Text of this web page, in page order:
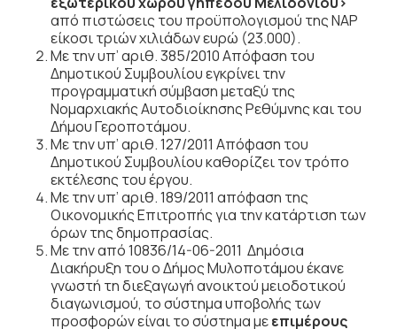
από πιστώσεις του προϋπολογισμού της ΝΑΡ
είκοσι τριών χιλιάδων ευρώ (23.000).
Με την υπ’ αριθ. 385/2010 Απόφαση του
Δημοτικού Συμβουλίου εγκρίνει την
προγραμματική σύμβαση μεταξύ της
Νομαρχιακής Αυτοδιοίκησης Ρεθύμνης και του
Δήμου Γεροποτάμου.
Με την υπ’ αριθ. 127/2011 Απόφαση του
Δημοτικού Συμβουλίου καθορίζει τον τρόπο
εκτέλεσης του έργου.
Με την υπ’ αριθ. 189/2011 απόφαση της
Οικονομικής Επιτροπής για την κατάρτιση των
όρων της δημοπρασίας.
Με την από 10836/14-06-2011 Δημόσια
Διακήρυξη του ο Δήμος Μυλοποτάμου έκανε
γνωστή τη διεξαγωγή ανοικτού μειοδοτικού
διαγωνισμού, το σύστημα υποβολής των
προσφορών είναι το σύστημα μεεπιμέρους